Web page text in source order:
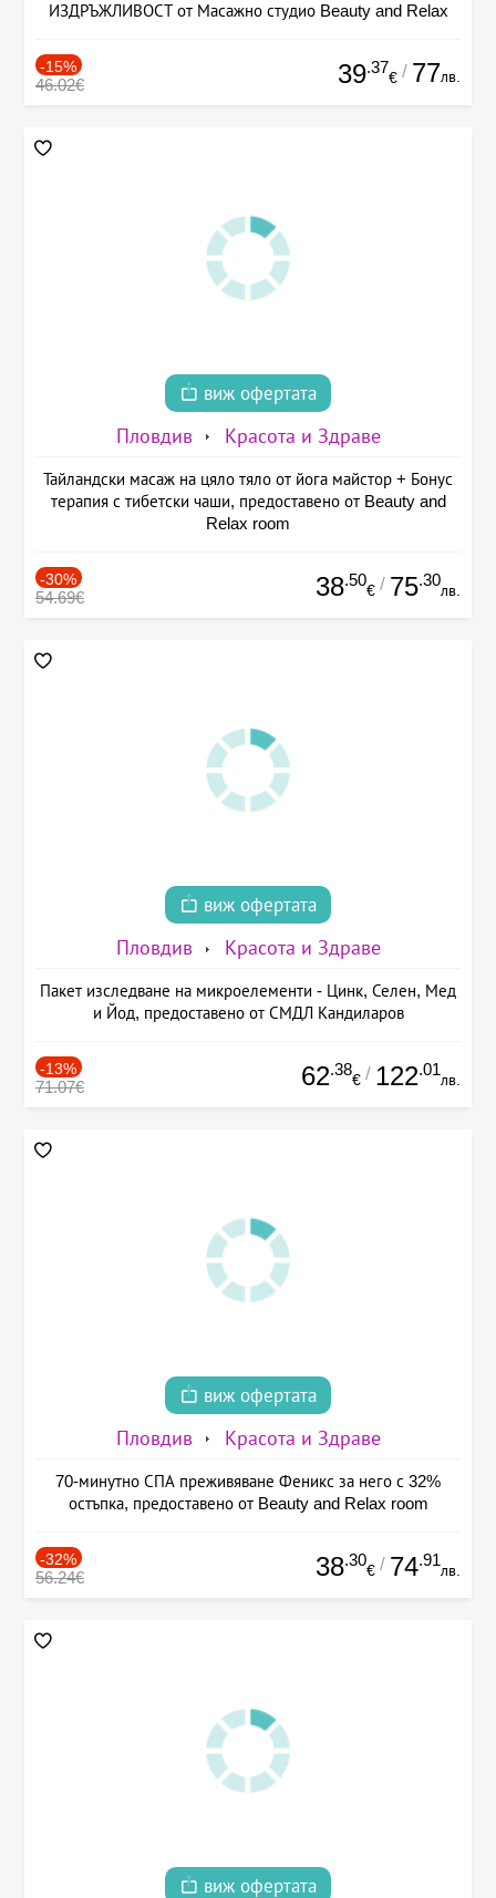
ИЗДРЪЖЛИВОСТ от Масажно студио Beauty and Relax
-15%
46.02€ 39.37
€ / 77лв.
виж офертата
Пловдив Красота и Здраве
Тайландски масаж на цяло тяло от йога майстор + Бонус
терапия с тибетски чаши, предоставено от Beauty and
Relax room
-30%
54.69€ 38.50
€ / 75.30
лв.
виж офертата
Пловдив Красота и Здраве
Пакет изследване на микроелементи - Цинк, Селен, Мед
и Йод, предоставено от СМДЛ Кандиларов
-13%
71.07€ 62.38
€ / 122.01
лв.
виж офертата
Пловдив Красота и Здраве
70-минутно СПА преживяване Феникс за него с 32%
остъпка, предоставено от Beauty and Relax room
-32%
56.24€ 38.30
€ / 74.91
лв.
виж офертата